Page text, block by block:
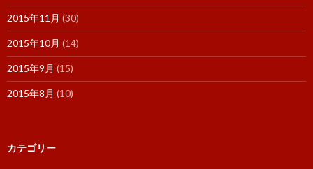
2015年11月 (30)
2015年10月 (14)
2015年9月 (15)
2015年8月 (10)
カテゴリー